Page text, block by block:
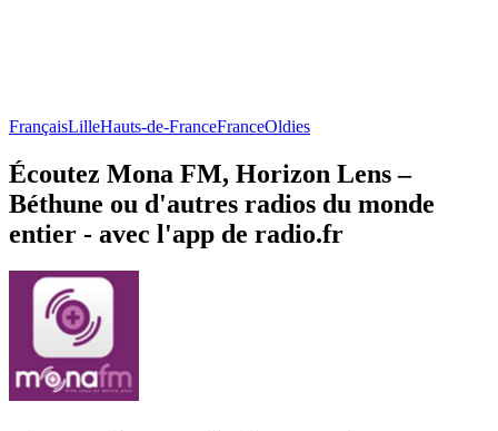
FrançaisLilleHauts-de-FranceFranceOldies
Écoutez Mona FM, Horizon Lens –
Béthune ou d'autres radios du monde
entier - avec l'app de radio.fr